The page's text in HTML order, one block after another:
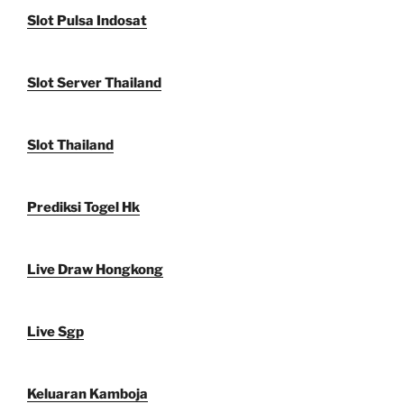
Slot Pulsa Indosat
Slot Server Thailand
Slot Thailand
Prediksi Togel Hk
Live Draw Hongkong
Live Sgp
Keluaran Kamboja